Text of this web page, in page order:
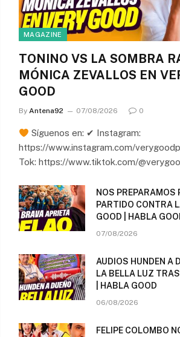
MAGAZINE
TONINO VS LA SOMBRA
MÓNICA ZEVALLOS EN
GOOD
By Antena92 07/08/2026 0
Síguenos en: ✔ Instagram:
https://www.instagram.com/
Tok: https://www.tiktok.com/
NOS PREPARAMOS
PARTIDO CONTRA
GOOD | HABLA
07/08/2026
AUDIOS HUNDEN A
LA BELLA LUZ
| HABLA GOOD
06/08/2026
FELIPE COLOMBO